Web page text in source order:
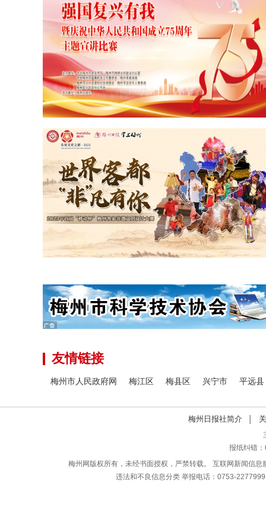
友情链接
梅州市人民政府网 梅江区 梅县区 兴宁市 平远县
梅州日报社简介
报纸纠错
梅州网版权所有，未经书面授权，严禁转载。 互联网新闻信息
违法和不良信息分类 举报电话：0753-